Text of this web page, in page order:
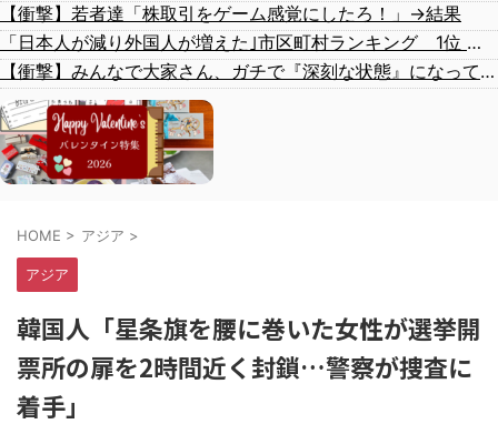
【衝撃】若者達「株取引をゲーム感覚にしたろ！」→結果
「日本人が減り外国人が増えた｣市区町村ランキング 1位 大阪市、2位 横浜市、3位 名古屋市、4位 京都市、5位 埼玉県川口市
【衝撃】みんなで大家さん、ガチで『深刻な状態』になってしまう・・・・
HOME > アジア >
アジア
韓国人「星条旗を腰に巻いた女性が選挙開
票所の扉を2時間近く封鎖…警察が捜査に
着手」